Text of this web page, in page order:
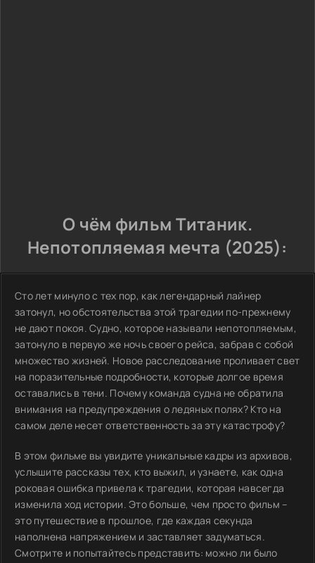
О чём фильм Титаник.
Непотопляемая мечта (2025):
Сто лет минуло с тех пор, как легендарный лайнер
затонул, но обстоятельства этой трагедии по-прежнему
не дают покоя. Судно, которое называли непотопляемым,
затонуло в первую же ночь своего рейса, забрав с собой
множество жизней. Новое расследование проливает свет
на поразительные подробности, которые долгое время
оставались в тени. Почему команда судна не обратила
внимания на предупреждения о ледяных полях? Кто на
самом деле несет ответственность за эту катастрофу?
В этом фильме вы увидите уникальные кадры из архивов,
услышите рассказы тех, кто выжил, и узнаете, как одна
роковая ошибка привела к трагедии, которая навсегда
изменила ход истории. Это больше, чем просто фильм –
это путешествие в прошлое, где каждая секунда
наполнена напряжением и заставляет задуматься.
Смотрите и попытайтесь представить: можно ли было